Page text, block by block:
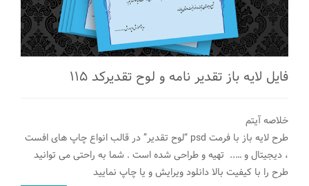
فایل لایه باز تقدیر نامه و لوح تقدیرکد ۱۱۵
خلاصه آیتم
طرح لایه باز با فرمت psd “لوح تقدیر” در قالب انواع چاپ های افست
، دیجیتال و ….. تهیه و طراحی شده است . شما به راحتی می توانید
طرح را با کیفیت بالا دانلود ویرایش و یا چاپ نمایید